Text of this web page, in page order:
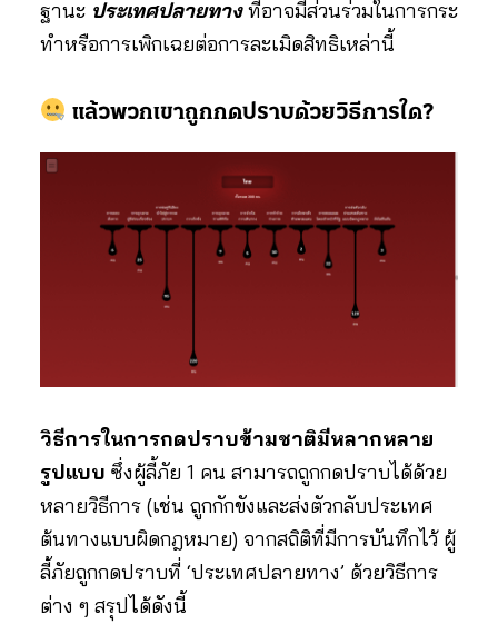
ฐานะ ประเทศปลายทางที่อาจมีส่วนร่วมในการกระ
ทำหรือการเพิกเฉยต่อการละเมิดสิทธิเหล่านี้
แล้วพวกเขาถูกกดปราบด้วยวิธีการใด?
วิธีการในการกดปราบข้ามชาติมีหลากหลาย
รูปแบบ ซึ่งผู้ลี้ภัย 1 คน สามารถถูกกดปราบได้ด้วย
หลายวิธีการ (เช่น ถูกกักขังและส่งตัวกลับประเทศ
ต้นทางแบบผิดกฎหมาย) จากสถิติที่มีการบันทึกไว้ ผู้
ลี้ภัยถูกกดปราบที่ ‘ประเทศปลายทาง’ ด้วยวิธีการ
ต่าง ๆ สรุปได้ดังนี้